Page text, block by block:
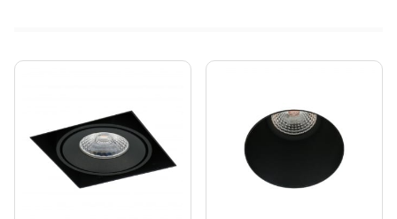
voorzien zijn van een zogenoemde cardanische ring, welke
Doordat de lichtbron binnen twee ringen is geplaatst, draai
je ‘m eenvoudig de gewenste kant op.